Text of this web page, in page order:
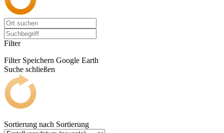
Filter
Filter Speichern Google Earth
Suche schließen
Sortierung nach Sortierung